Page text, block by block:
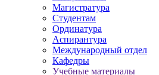
Магистратура
Студентам
Ординатура
Аспирантура
Международный отдел
Кафедры
Учебные материалы